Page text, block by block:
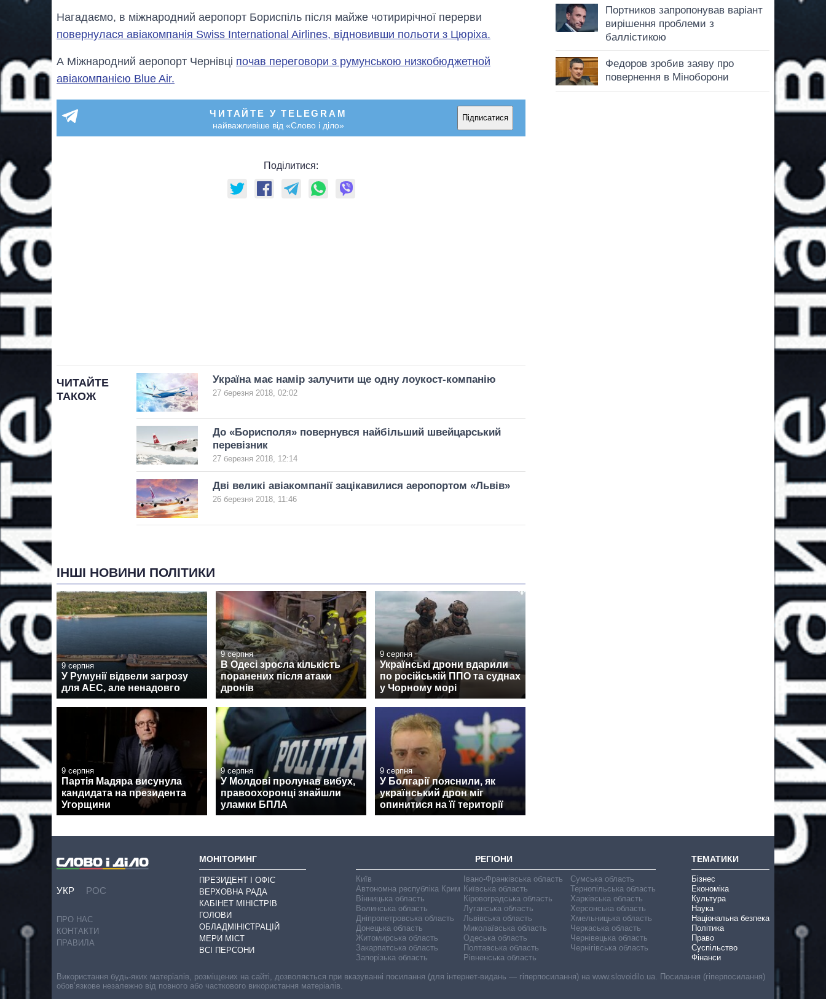
Нагадаємо, в міжнародний аеропорт Бориспіль після майже чотирирічної перерви
повернулася авіакомпанія Swiss International Airlines, відновивши польоти з Цюріха.
А Міжнародний аеропорт Чернівці почав переговори з румунською низкобюджетной
авіакомпанією Blue Air.
ЧИТАЙТЕ У TELEGRAM
найважливіше від «Слово і діло»
Підписатися
Поділитися:
ЧИТАЙТЕ
ТАКОЖ
Україна має намір залучити ще одну лоукост-компанію
27 березня 2018, 02:02
До «Борисполя» повернувся найбільший швейцарський
перевізник
27 березня 2018, 12:14
Дві великі авіакомпанії зацікавилися аеропортом «Львів»
26 березня 2018, 11:46
ІНШІ НОВИНИ ПОЛІТИКИ
9 серпня
У Румунії відвели загрозу
для АЕС, але ненадовго
9 серпня
В Одесі зросла кількість
поранених після атаки
дронів
9 серпня
Українські дрони вдарили
по російській ППО та суднах
у Чорному морі
9 серпня
Партія Мадяра висунула
кандидата на президента
Угорщини
9 серпня
У Молдові пролунав вибух,
правоохоронці знайшли
уламки БПЛА
9 серпня
У Болгарії пояснили, як
український дрон міг
опинитися на її території
УКР РОС
ПРО НАС
КОНТАКТИ
ПРАВИЛА
МОНІТОРИНГ
ПРЕЗИДЕНТ І ОФІС
ВЕРХОВНА РАДА
КАБІНЕТ МІНІСТРІВ
ГОЛОВИ
ОБЛАДМІНІСТРАЦІЙ
МЕРИ МІСТ
ВСІ ПЕРСОНИ
РЕГІОНИ
Київ
Автономна республіка Крим
Вінницька область
Волинська область
Дніпропетровська область
Донецька область
Житомирська область
Закарпатська область
Запорізька область
Івано-Франківська область
Київська область
Кіровоградська область
Луганська область
Львівська область
Миколаївська область
Одеська область
Полтавська область
Рівненська область
Сумська область
Тернопільська область
Харківська область
Херсонська область
Хмельницька область
Черкаська область
Чернівецька область
Чернігівська область
ТЕМАТИКИ
Бізнес
Економіка
Культура
Наука
Національна безпека
Політика
Право
Суспільство
Фінанси
Використання будь-яких матеріалів, розміщених на сайті, дозволяється при вказуванні посилання (для інтернет-видань — гіперпосилання) на www.slovoidilo.ua. Посилання (гіперпосилання)
обов’язкове незалежно від повного або часткового використання матеріалів.